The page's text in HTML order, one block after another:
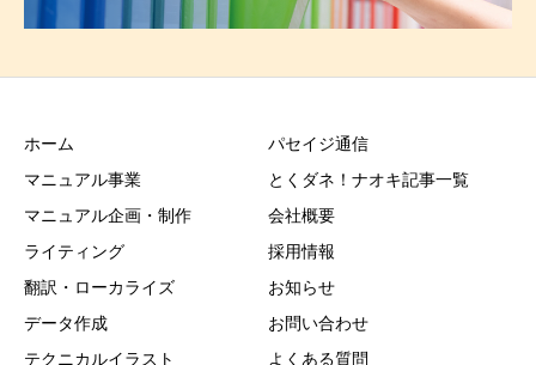
ホーム
マニュアル事業
マニュアル企画・制作
ライティング
翻訳・ローカライズ
データ作成
テクニカルイラスト
パセイジ通信
とくダネ！ナオキ記事一覧
会社概要
採用情報
お知らせ
お問い合わせ
よくある質問